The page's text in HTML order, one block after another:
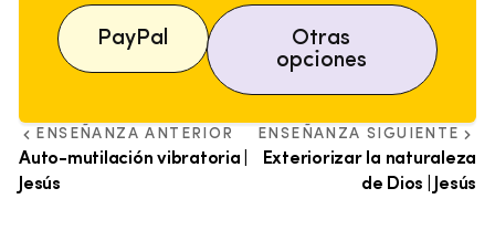
PayPal
Otras
opciones
ENSEÑANZA ANTERIOR
Auto-mutilación vibratoria |
Jesús
ENSEÑANZA SIGUIENTE
Exteriorizar la naturaleza
de Dios | Jesús